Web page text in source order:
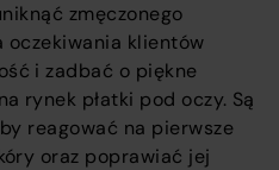
zmęczonego
oczekiwania klientów
i zadbać o piękne
rynek płatki pod oczy. Są
reagować na pierwsze
oraz poprawiać jej